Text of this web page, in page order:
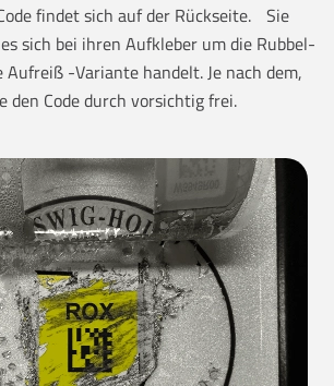
findet sich auf der Rückseite. Sie
sich bei ihren Aufkleber um die Rubbel-
Aufreiß -Variante handelt. Je nach dem,
den Code durch vorsichtig frei.